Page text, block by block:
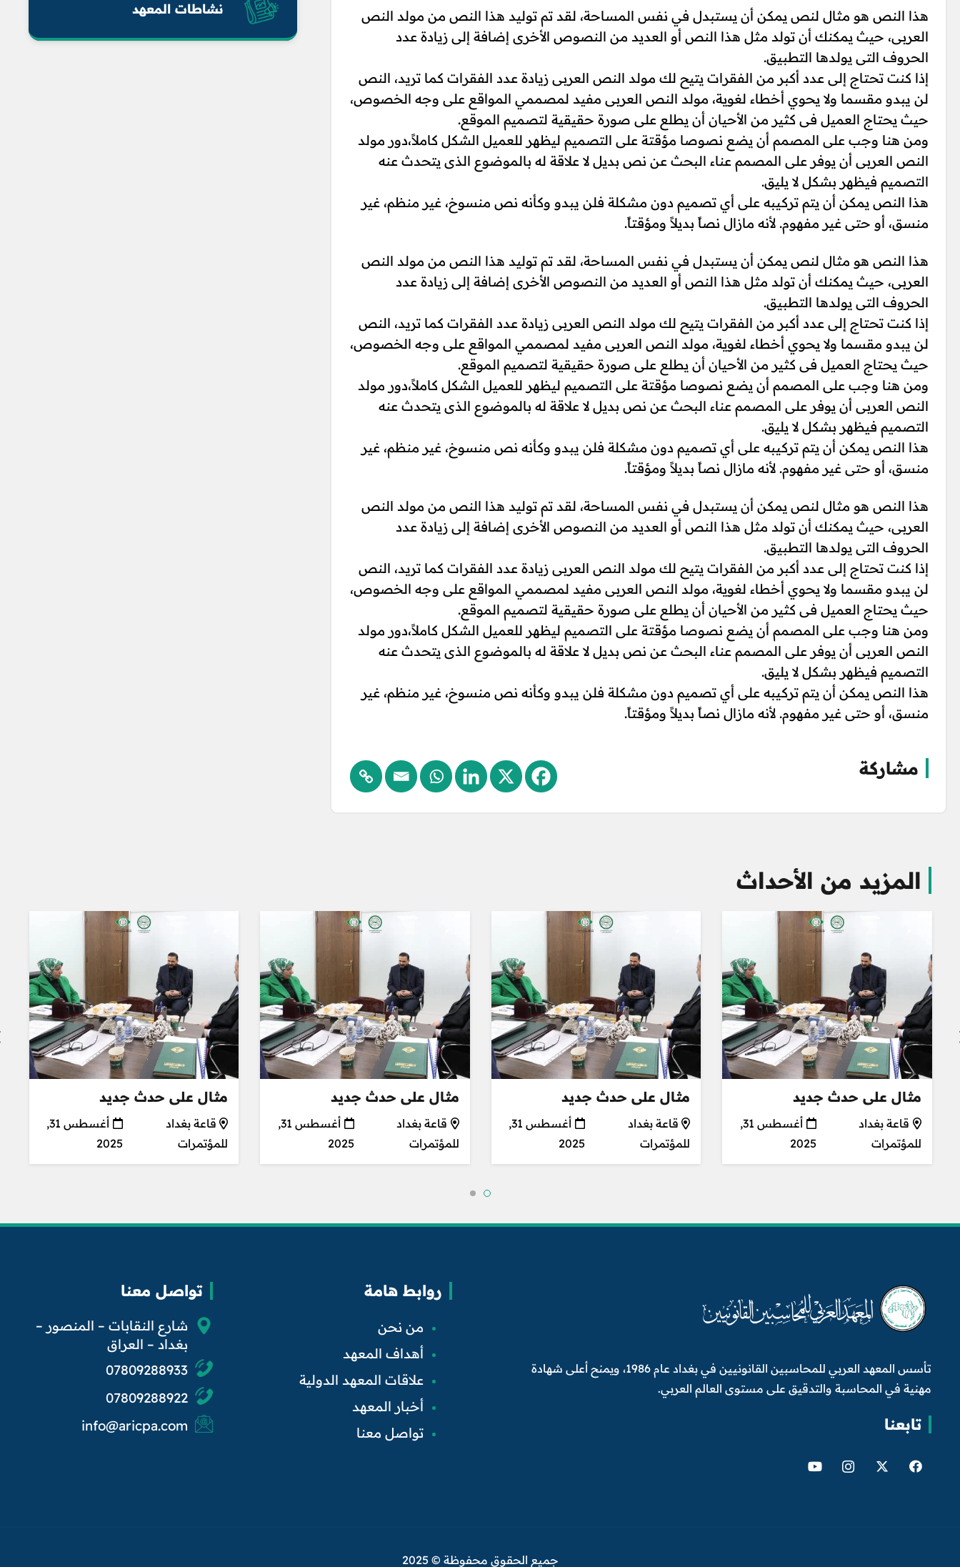
هذا النص هو مثال لنص يمكن أن يستبدل في نفس المساحة، لقد تم توليد هذا النص من مولد النص
العربى، حيث يمكنك أن تولد مثل هذا النص أو العديد من النصوص الأخرى إضافة إلى زيادة عدد
الحروف التى يولدها التطبيق.
إذا كنت تحتاج إلى عدد أكبر من الفقرات يتيح لك مولد النص العربى زيادة عدد الفقرات كما تريد، النص
لن يبدو مقسما ولا يحوي أخطاء لغوية، مولد النص العربى مفيد لمصممي المواقع على وجه الخصوص،
حيث يحتاج العميل فى كثير من الأحيان أن يطلع على صورة حقيقية لتصميم الموقع.
ومن هنا وجب على المصمم أن يضع نصوصا مؤقتة على التصميم ليظهر للعميل الشكل كاملاً،دور مولد
النص العربى أن يوفر على المصمم عناء البحث عن نص بديل لا علاقة له بالموضوع الذى يتحدث عنه
التصميم فيظهر بشكل لا يليق.
هذا النص يمكن أن يتم تركيبه على أي تصميم دون مشكلة فلن يبدو وكأنه نص منسوخ، غير منظم، غير
منسق، أو حتى غير مفهوم. لأنه مازال نصاً بديلاً ومؤقتاً.
هذا النص هو مثال لنص يمكن أن يستبدل في نفس المساحة، لقد تم توليد هذا النص من مولد النص
العربى، حيث يمكنك أن تولد مثل هذا النص أو العديد من النصوص الأخرى إضافة إلى زيادة عدد
الحروف التى يولدها التطبيق.
إذا كنت تحتاج إلى عدد أكبر من الفقرات يتيح لك مولد النص العربى زيادة عدد الفقرات كما تريد، النص
لن يبدو مقسما ولا يحوي أخطاء لغوية، مولد النص العربى مفيد لمصممي المواقع على وجه الخصوص،
حيث يحتاج العميل فى كثير من الأحيان أن يطلع على صورة حقيقية لتصميم الموقع.
ومن هنا وجب على المصمم أن يضع نصوصا مؤقتة على التصميم ليظهر للعميل الشكل كاملاً،دور مولد
النص العربى أن يوفر على المصمم عناء البحث عن نص بديل لا علاقة له بالموضوع الذى يتحدث عنه
التصميم فيظهر بشكل لا يليق.
هذا النص يمكن أن يتم تركيبه على أي تصميم دون مشكلة فلن يبدو وكأنه نص منسوخ، غير منظم، غير
منسق، أو حتى غير مفهوم. لأنه مازال نصاً بديلاً ومؤقتاً.
هذا النص هو مثال لنص يمكن أن يستبدل في نفس المساحة، لقد تم توليد هذا النص من مولد النص
العربى، حيث يمكنك أن تولد مثل هذا النص أو العديد من النصوص الأخرى إضافة إلى زيادة عدد
الحروف التى يولدها التطبيق.
إذا كنت تحتاج إلى عدد أكبر من الفقرات يتيح لك مولد النص العربى زيادة عدد الفقرات كما تريد، النص
لن يبدو مقسما ولا يحوي أخطاء لغوية، مولد النص العربى مفيد لمصممي المواقع على وجه الخصوص،
حيث يحتاج العميل فى كثير من الأحيان أن يطلع على صورة حقيقية لتصميم الموقع.
ومن هنا وجب على المصمم أن يضع نصوصا مؤقتة على التصميم ليظهر للعميل الشكل كاملاً،دور مولد
النص العربى أن يوفر على المصمم عناء البحث عن نص بديل لا علاقة له بالموضوع الذى يتحدث عنه
التصميم فيظهر بشكل لا يليق.
هذا النص يمكن أن يتم تركيبه على أي تصميم دون مشكلة فلن يبدو وكأنه نص منسوخ، غير منظم، غير
منسق، أو حتى غير مفهوم. لأنه مازال نصاً بديلاً ومؤقتاً.
مشاركة
نشاطات المعهد
المزيد من الأحداث
مثال على حدث جديد
قاعة بغداد
للمؤتمرات
أغسطس 31,
2025
مثال على حدث جديد
قاعة بغداد
للمؤتمرات
أغسطس 31,
2025
مثال على حدث جديد
قاعة بغداد
للمؤتمرات
أغسطس 31,
2025
مثال على حدث جديد
قاعة بغداد
للمؤتمرات
أغسطس 31,
2025
تأسس المعهد العربي للمحاسبين القانونيين في بغداد عام 1986، ويمنح أعلى شهادة
مهنية في المحاسبة والتدقيق على مستوى العالم العربي.
تابعنا
روابط هامة
من نحن
أهداف المعهد
علاقات المعهد الدولية
أخبار المعهد
تواصل معنا
تواصل معنا
شارع النقابات – المنصور –
بغداد – العراق
07809288933
07809288922
info@aricpa.com
جميع الحقوق محفوظة © 2025